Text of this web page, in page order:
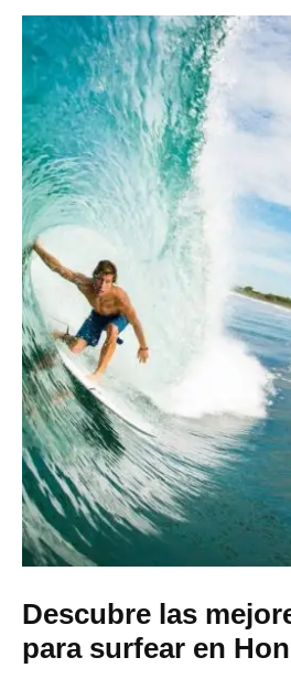
Descubre las
para surfear en